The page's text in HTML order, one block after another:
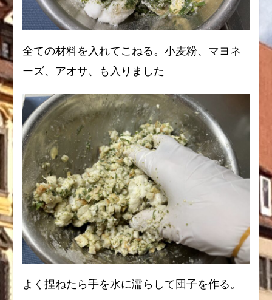
全ての材料を入れてこねる。小麦粉、マヨネ
ーズ、アオサ、も入りました
よく捏ねたら手を水に濡らして団子を作る。